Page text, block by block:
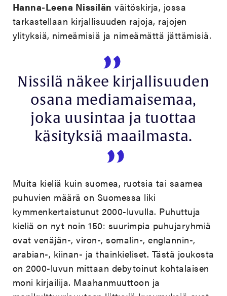
Hanna-Leena Nissilän väitöskirja, jossa
tarkastellaan kirjallisuuden rajoja, rajojen
ylityksiä, nimeämisiä ja nimeämättä jättämisiä.
Nissilä näkee kirjallisuuden
osana mediamaisemaa,
joka uusintaa ja tuottaa
käsityksiä maailmasta.
Muita kieliä kuin suomea, ruotsia tai saamea
puhuvien määrä on Suomessa liki
kymmenkertaistunut 2000-luvulla. Puhuttuja
kieliä on nyt noin 150: suurimpia puhujaryhmiä
ovat venäjän-, viron-, somalin-, englannin-,
arabian-, kiinan- ja thainkieliset. Tästä joukosta
on 2000-luvun mittaan debytoinut kohtalaisen
moni kirjailija. Maahanmuuttoon ja